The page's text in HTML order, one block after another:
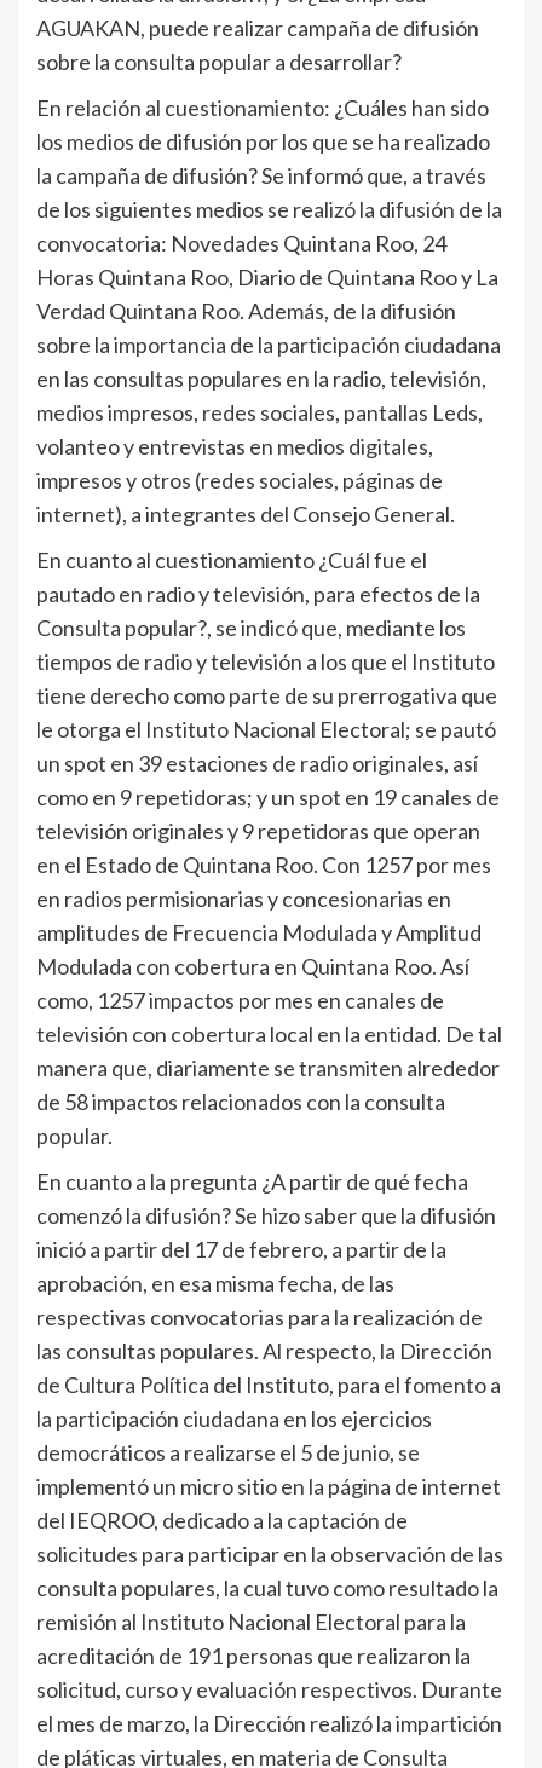
AGUAKAN, puede realizar campaña de difusión
sobre la consulta popular a desarrollar?
En relación al cuestionamiento: ¿Cuáles han sido
los medios de difusión por los que se ha realizado
la campaña de difusión? Se informó que, a través
de los siguientes medios se realizó la difusión de la
convocatoria: Novedades Quintana Roo, 24
Horas Quintana Roo, Diario de Quintana Roo y La
Verdad Quintana Roo. Además, de la difusión
sobre la importancia de la participación ciudadana
en las consultas populares en la radio, televisión,
medios impresos, redes sociales, pantallas Leds,
volanteo y entrevistas en medios digitales,
impresos y otros (redes sociales, páginas de
internet), a integrantes del Consejo General.
En cuanto al cuestionamiento ¿Cuál fue el
pautado en radio y televisión, para efectos de la
Consulta popular?, se indicó que, mediante los
tiempos de radio y televisión a los que el Instituto
tiene derecho como parte de su prerrogativa que
le otorga el Instituto Nacional Electoral; se pautó
un spot en 39 estaciones de radio originales, así
como en 9 repetidoras; y un spot en 19 canales de
televisión originales y 9 repetidoras que operan
en el Estado de Quintana Roo. Con 1257 por mes
en radios permisionarias y concesionarias en
amplitudes de Frecuencia Modulada y Amplitud
Modulada con cobertura en Quintana Roo. Así
como, 1257 impactos por mes en canales de
televisión con cobertura local en la entidad. De tal
manera que, diariamente se transmiten alrededor
de 58 impactos relacionados con la consulta
popular.
En cuanto a la pregunta ¿A partir de qué fecha
comenzó la difusión? Se hizo saber que la difusión
inició a partir del 17 de febrero, a partir de la
aprobación, en esa misma fecha, de las
respectivas convocatorias para la realización de
las consultas populares. Al respecto, la Dirección
de Cultura Política del Instituto, para el fomento a
la participación ciudadana en los ejercicios
democráticos a realizarse el 5 de junio, se
implementó un micro sitio en la página de internet
del IEQROO, dedicado a la captación de
solicitudes para participar en la observación de las
consulta populares, la cual tuvo como resultado la
remisión al Instituto Nacional Electoral para la
acreditación de 191 personas que realizaron la
solicitud, curso y evaluación respectivos. Durante
el mes de marzo, la Dirección realizó la impartición
de pláticas virtuales, en materia de Consulta